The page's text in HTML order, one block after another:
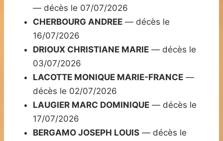
— décès le 07/07/2026
CHERBOURG ANDREE — décès le
16/07/2026
DRIOUX CHRISTIANE MARIE — décès le
03/07/2026
LACOTTE MONIQUE MARIE-FRANCE —
décès le 02/07/2026
LAUGIER MARC DOMINIQUE — décès le
17/07/2026
BERGAMO JOSEPH LOUIS — décès le